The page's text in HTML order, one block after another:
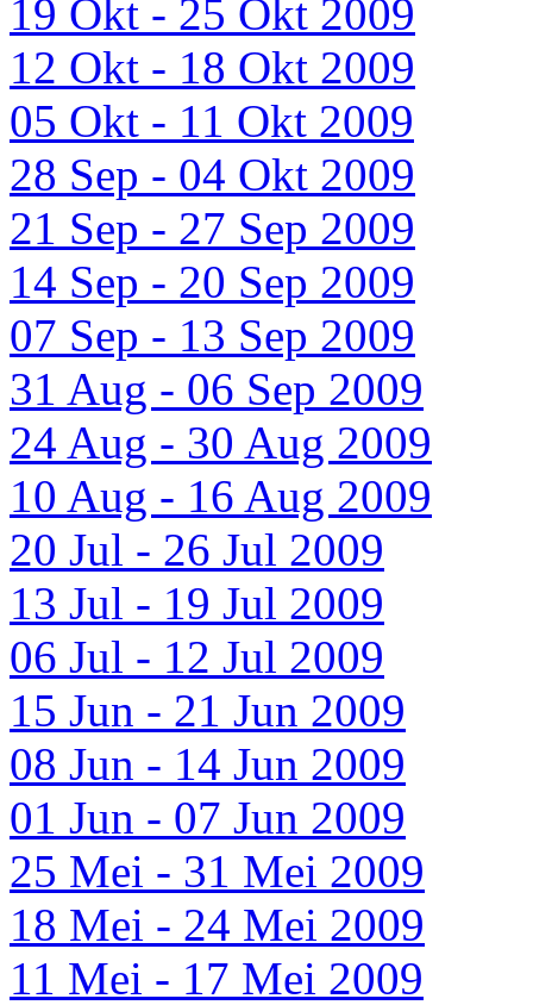
19 Okt - 25 Okt 2009
12 Okt - 18 Okt 2009
05 Okt - 11 Okt 2009
28 Sep - 04 Okt 2009
21 Sep - 27 Sep 2009
14 Sep - 20 Sep 2009
07 Sep - 13 Sep 2009
31 Aug - 06 Sep 2009
24 Aug - 30 Aug 2009
10 Aug - 16 Aug 2009
20 Jul - 26 Jul 2009
13 Jul - 19 Jul 2009
06 Jul - 12 Jul 2009
15 Jun - 21 Jun 2009
08 Jun - 14 Jun 2009
01 Jun - 07 Jun 2009
25 Mei - 31 Mei 2009
18 Mei - 24 Mei 2009
11 Mei - 17 Mei 2009